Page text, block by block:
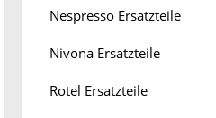
Nespresso Ersatzteile
Nivona Ersatzteile
Rotel Ersatzteile